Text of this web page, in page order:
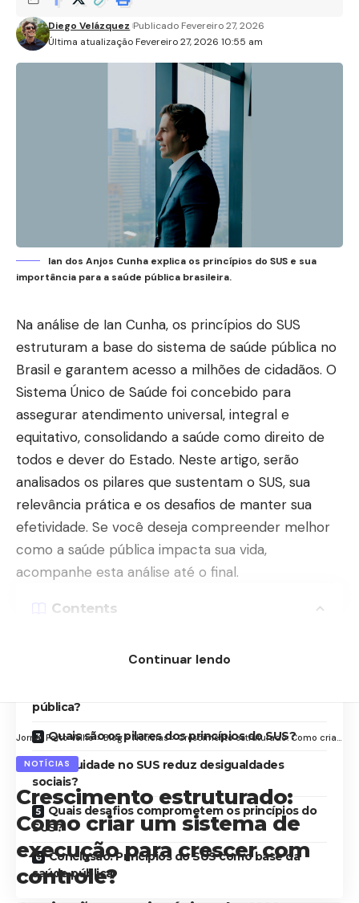
Última atualização Fevereiro 27, 2026 10:55 am
Diego Velázquez Publicado Fevereiro 27, 2026
Ian dos Anjos Cunha explica os princípios do SUS e sua
importância para a saúde pública brasileira.
Na análise de Ian Cunha, os princípios do SUS
estruturam a base do sistema de saúde pública no
Brasil e garantem acesso a milhões de cidadãos. O
Sistema Único de Saúde foi concebido para
assegurar atendimento universal, integral e
equitativo, consolidando a saúde como direito de
todos e dever do Estado. Neste artigo, serão
analisados os pilares que sustentam o SUS, sua
relevância prática e os desafios de manter sua
efetividade. Se você deseja compreender melhor
como a saúde pública impacta sua vida,
acompanhe esta análise até o final.
Contents
pública?
Quais são os pilares dos princípios do SUS?
A equidade no SUS reduz desigualdades
sociais?
Quais desafios comprometem os princípios do
SUS?
Conclusão: Princípios do SUS como base da
saúde pública
Continuar lendo
Jornal Porto Velho>Blog >Notícias>Crescimento estruturado: Como criar um sistema de execução para crescer com controle?
NOTÍCIAS
Crescimento estruturado:
Como criar um sistema de
execução para crescer com
controle?